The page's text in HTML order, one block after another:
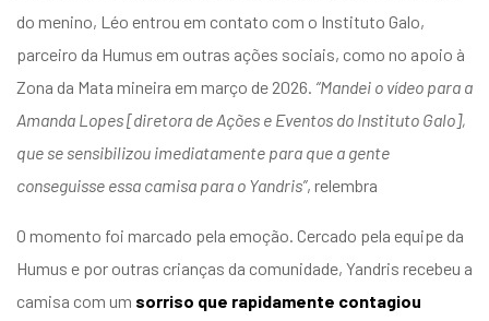
do menino, Léo entrou em contato com o Instituto Galo,
parceiro da Humus em outras ações sociais, como no apoio à
Zona da Mata mineira em março de 2026. “Mandei o vídeo para a
Amanda Lopes [diretora de Ações e Eventos do Instituto Galo],
que se sensibilizou imediatamente para que a gente
conseguisse essa camisa para o Yandris”, relembra
O momento foi marcado pela emoção. Cercado pela equipe da
Humus e por outras crianças da comunidade, Yandris recebeu a
camisa com um sorriso que rapidamente contagiou